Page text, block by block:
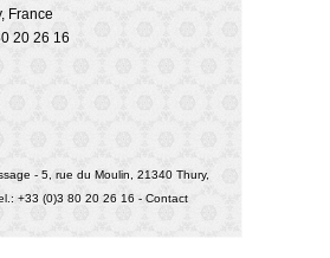
France
20 26 16
- 5, rue du Moulin, 21340 Thury,
+33 (0)3 80 20 26 16 - Contact